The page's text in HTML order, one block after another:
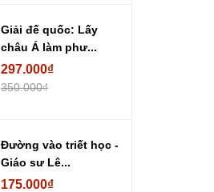
Giải đế quốc: Lấy
châu Á làm phư...
297.000₫
350.000₫
Đường vào triết học -
Giáo sư Lê...
175.000₫